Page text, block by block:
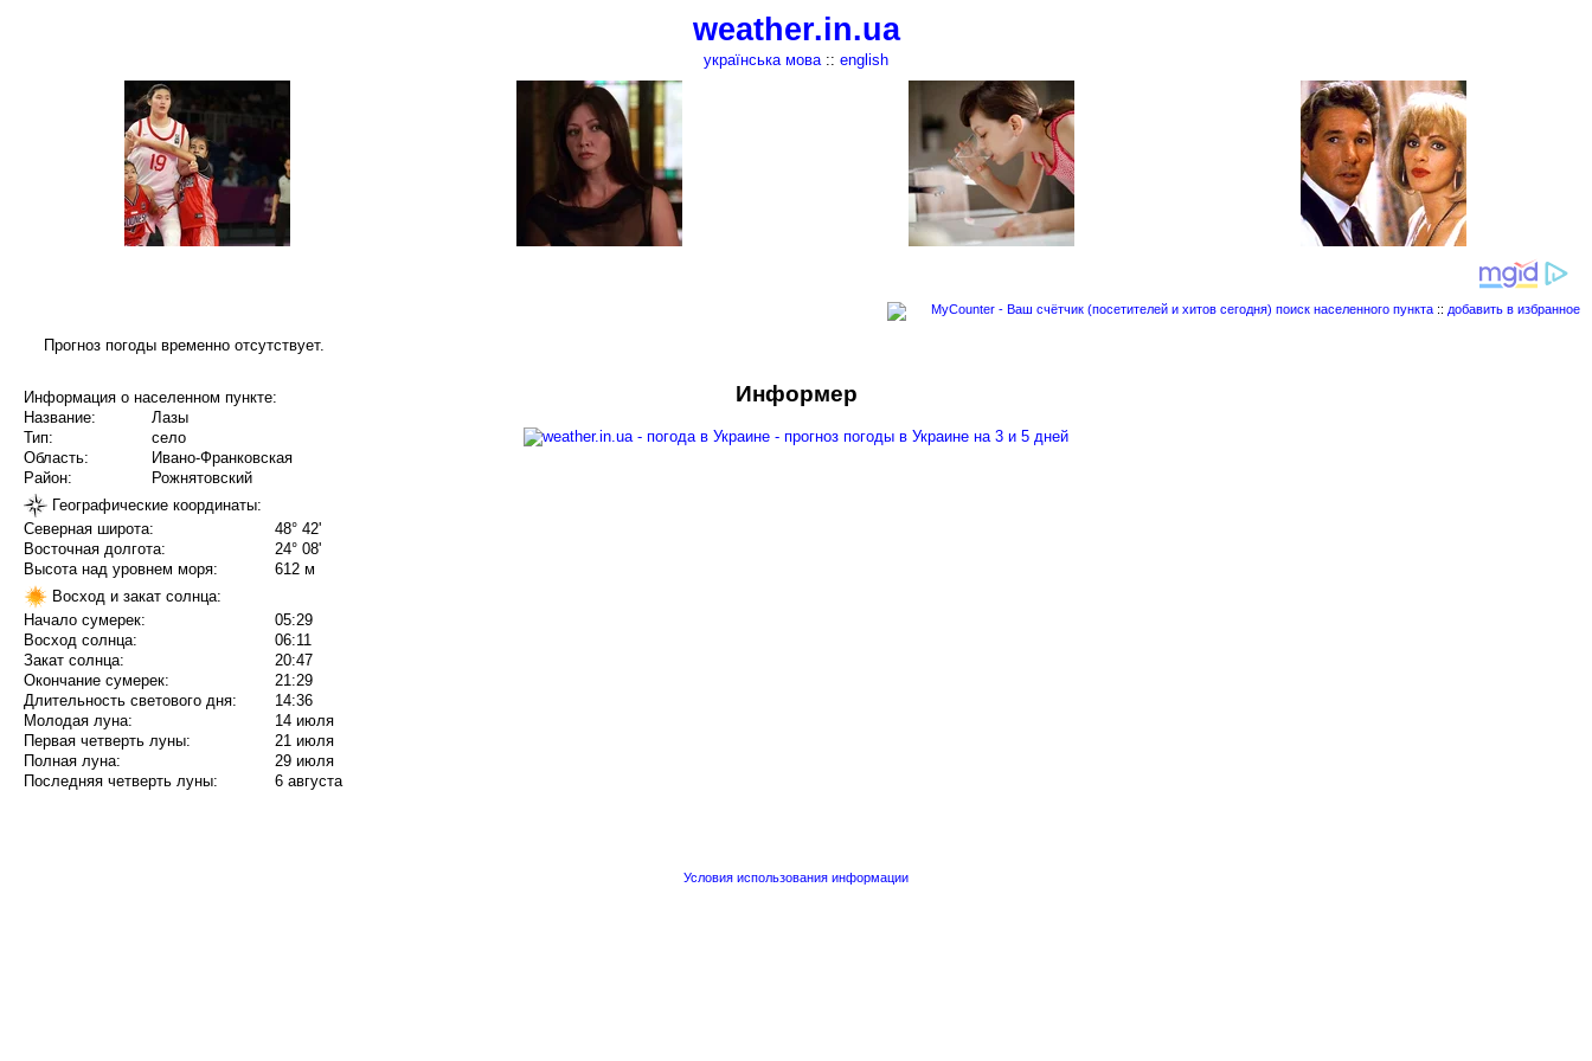
weather.in.ua
українська мова:: english
поиск населенного пункта :: добавить в избранное
Прогноз погоды временно отсутствует.
Информация о населенном пункте:
Название:
Лазы
Тип:
село
Область:
Ивано-Франковская
Район:
Рожнятовский
Географические координаты:
Северная широта:
48° 42'
Восточная долгота:
24° 08'
Высота над уровнем моря:
612 м
Восход и закат солнца:
Начало сумерек:
05:29
Восход солнца:
06:11
Закат солнца:
20:47
Окончание сумерек:
21:29
Длительность светового дня:
14:36
Молодая луна:
14 июля
Первая четверть луны:
21 июля
Полная луна:
29 июля
Последняя четверть луны:
6 августа
Информер
Условия использования информации